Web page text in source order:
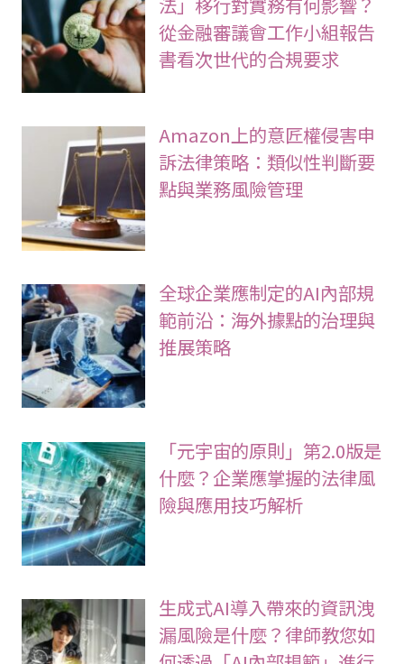
從金融審議會工作小組報告
書看次世代的合規要求
Amazon上的意匠權侵害申
訴法律策略：類似性判斷要
點與業務風險管理
全球企業應制定的AI內部規
範前沿：海外據點的治理與
推展策略
「元宇宙的原則」第2.0版是
什麼？企業應掌握的法律風
險與應用技巧解析
生成式AI導入帶來的資訊洩
漏風險是什麼？律師教您如